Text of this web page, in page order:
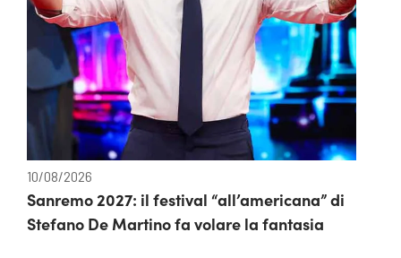
10/08/2026
Sanremo 2027: il festival “all’americana” di
Stefano De Martino fa volare la fantasia